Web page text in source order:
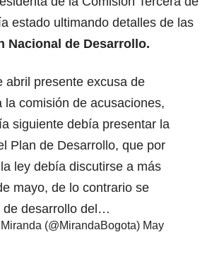
estado ultimando detalles de las
Nacional de Desarrollo.
abril presente excusa de
la comisión de acusaciones,
siguiente debía presentar la
Plan de Desarrollo, que por
ley debía discutirse a más
mayo, de lo contrario se
de desarrollo del…
(@MirandaBogota) May